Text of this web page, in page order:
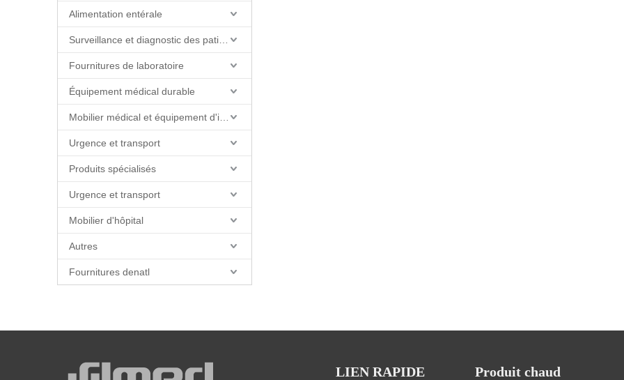
Alimentation entérale
Fournitures de laboratoire
Équipement médical durable
Urgence et transport
Produits spécialisés
Urgence et transport
Mobilier d'hôpital
Autres
Fournitures denatl
LIEN RAPIDE Produit chaud